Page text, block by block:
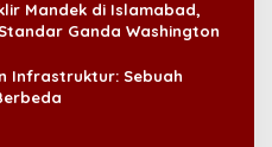
Mandek di Islamabad,
Ganda Washington
Infrastruktur: Sebuah